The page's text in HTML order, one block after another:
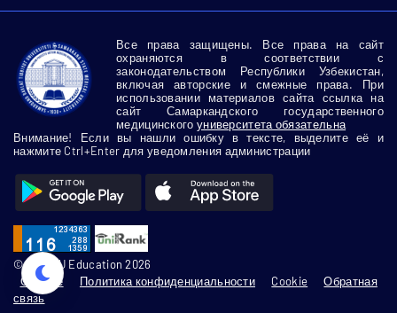
Все права защищены. Все права на сайт
охраняются в соответствии с
законодательством Республики Узбекистан,
включая авторские и смежные права. При
использовании материалов сайта ссылка на
сайт Самаркандского государственного
медицинского университета обязательна
Внимание! Если вы нашли ошибку в тексте, выделите её и
нажмите Ctrl+Enter для уведомления администрации
© SamMU Education 2026
О сайте
Политика конфиденциальности Cookie
Обратная
связь